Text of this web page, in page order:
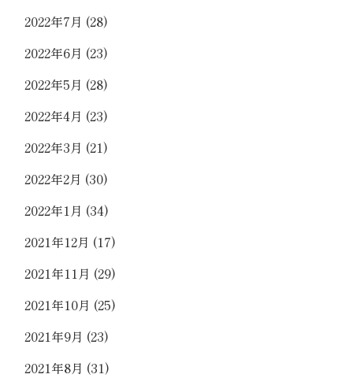
2022年7月 (28)
2022年6月 (23)
2022年5月 (28)
2022年4月 (23)
2022年3月 (21)
2022年2月 (30)
2022年1月 (34)
2021年12月 (17)
2021年11月 (29)
2021年10月 (25)
2021年9月 (23)
2021年8月 (31)